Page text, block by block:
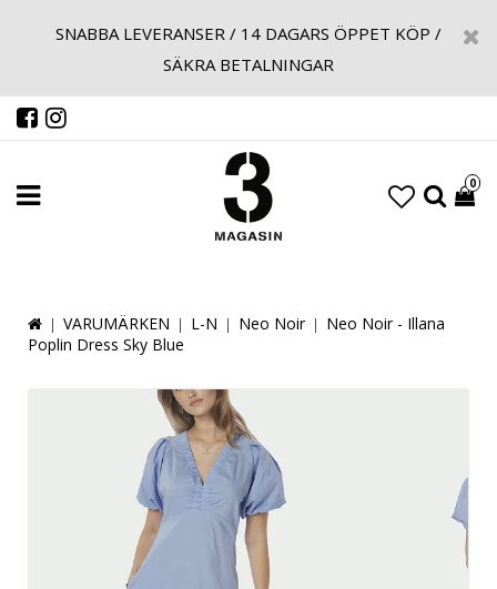
SNABBA LEVERANSER / 14 DAGARS ÖPPET KÖP /
SÄKRA BETALNINGAR
0
VARUMÄRKEN L-N Neo Noir
Neo Noir - Illana
Poplin Dress Sky Blue